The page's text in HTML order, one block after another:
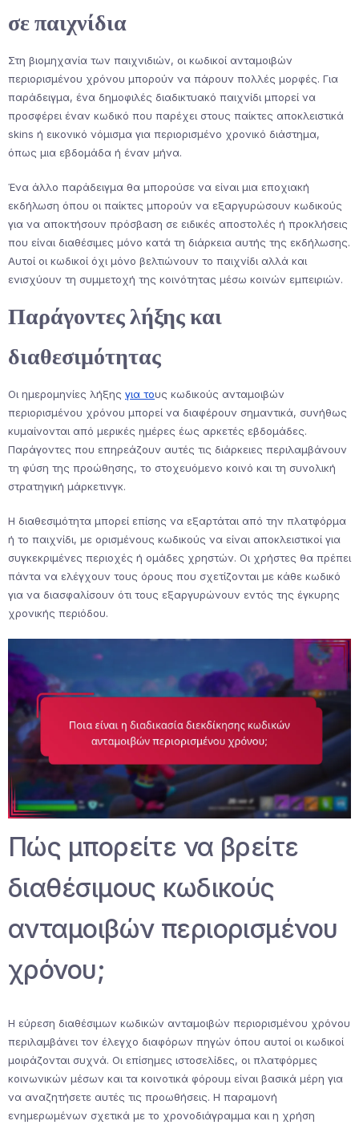
σε παιχνίδια
Στη βιομηχανία των παιχνιδιών, οι κωδικοί ανταμοιβών
περιορισμένου χρόνου μπορούν να πάρουν πολλές μορφές. Για
παράδειγμα, ένα δημοφιλές διαδικτυακό παιχνίδι μπορεί να
προσφέρει έναν κωδικό που παρέχει στους παίκτες αποκλειστικά
skins ή εικονικό νόμισμα για περιορισμένο χρονικό διάστημα,
όπως μια εβδομάδα ή έναν μήνα.
Ένα άλλο παράδειγμα θα μπορούσε να είναι μια εποχιακή
εκδήλωση όπου οι παίκτες μπορούν να εξαργυρώσουν κωδικούς
για να αποκτήσουν πρόσβαση σε ειδικές αποστολές ή προκλήσεις
που είναι διαθέσιμες μόνο κατά τη διάρκεια αυτής της εκδήλωσης.
Αυτοί οι κωδικοί όχι μόνο βελτιώνουν το παιχνίδι αλλά και
ενισχύουν τη συμμετοχή της κοινότητας μέσω κοινών εμπειριών.
Παράγοντες λήξης και
διαθεσιμότητας
Οι ημερομηνίες λήξης για τους κωδικούς ανταμοιβών
περιορισμένου χρόνου μπορεί να διαφέρουν σημαντικά, συνήθως
κυμαίνονται από μερικές ημέρες έως αρκετές εβδομάδες.
Παράγοντες που επηρεάζουν αυτές τις διάρκειες περιλαμβάνουν
τη φύση της προώθησης, το στοχευόμενο κοινό και τη συνολική
στρατηγική μάρκετινγκ.
Η διαθεσιμότητα μπορεί επίσης να εξαρτάται από την πλατφόρμα
ή το παιχνίδι, με ορισμένους κωδικούς να είναι αποκλειστικοί για
συγκεκριμένες περιοχές ή ομάδες χρηστών. Οι χρήστες θα πρέπει
πάντα να ελέγχουν τους όρους που σχετίζονται με κάθε κωδικό
για να διασφαλίσουν ότι τους εξαργυρώνουν εντός της έγκυρης
χρονικής περιόδου.
Πώς μπορείτε να βρείτε
διαθέσιμους κωδικούς
ανταμοιβών περιορισμένου
χρόνου;
Η εύρεση διαθέσιμων κωδικών ανταμοιβών περιορισμένου χρόνου
περιλαμβάνει τον έλεγχο διαφόρων πηγών όπου αυτοί οι κωδικοί
μοιράζονται συχνά. Οι επίσημες ιστοσελίδες, οι πλατφόρμες
κοινωνικών μέσων και τα κοινοτικά φόρουμ είναι βασικά μέρη για
να αναζητήσετε αυτές τις προωθήσεις. Η παραμονή
ενημερωμένων σχετικά με το χρονοδιάγραμμα και η χρήση